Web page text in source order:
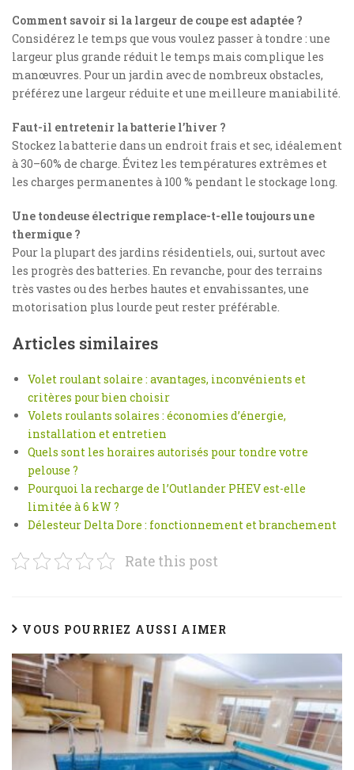
Comment savoir si la largeur de coupe est adaptée ?
Considérez le temps que vous voulez passer à tondre : une
largeur plus grande réduit le temps mais complique les
manœuvres. Pour un jardin avec de nombreux obstacles,
préférez une largeur réduite et une meilleure maniabilité.
Faut-il entretenir la batterie l’hiver ?
Stockez la batterie dans un endroit frais et sec, idéalement
à 30–60% de charge. Évitez les températures extrêmes et
les charges permanentes à 100 % pendant le stockage long.
Une tondeuse électrique remplace-t-elle toujours une
thermique ?
Pour la plupart des jardins résidentiels, oui, surtout avec
les progrès des batteries. En revanche, pour des terrains
très vastes ou des herbes hautes et envahissantes, une
motorisation plus lourde peut rester préférable.
Articles similaires
Volet roulant solaire : avantages, inconvénients et
critères pour bien choisir
Volets roulants solaires : économies d’énergie,
installation et entretien
Quels sont les horaires autorisés pour tondre votre
pelouse ?
Pourquoi la recharge de l’Outlander PHEV est-elle
limitée à 6 kW ?
Délesteur Delta Dore : fonctionnement et branchement
Rate this post
VOUS POURRIEZ AUSSI AIMER